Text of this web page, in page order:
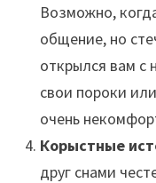
Возможно,
общение, но
открылся вам с
свои пороки
очень
Корыстные
друг снами